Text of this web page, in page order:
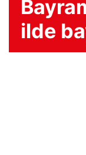
ilde